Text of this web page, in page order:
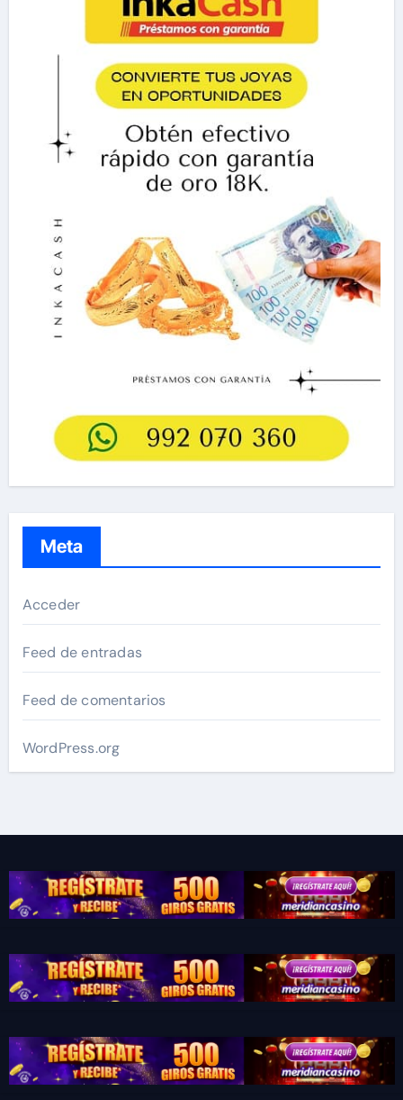
Meta
Acceder
Feed de entradas
Feed de comentarios
WordPress.org